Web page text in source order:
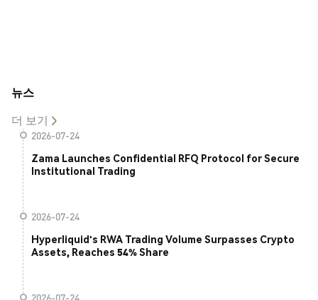
뉴스
더 보기
2026-07-24
Zama Launches Confidential RFQ Protocol for Secure
Institutional Trading
2026-07-24
Hyperliquid's RWA Trading Volume Surpasses Crypto
Assets, Reaches 54% Share
2026-07-24